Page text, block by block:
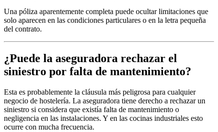
Una póliza aparentemente completa puede ocultar limitaciones que
solo aparecen en las condiciones particulares o en la letra pequeña
del contrato.
¿Puede la aseguradora rechazar el
siniestro por falta de mantenimiento?
Esta es probablemente la cláusula más peligrosa para cualquier
negocio de hostelería. La aseguradora tiene derecho a rechazar un
siniestro si considera que existía falta de mantenimiento o
negligencia en las instalaciones. Y en las cocinas industriales esto
ocurre con mucha frecuencia.